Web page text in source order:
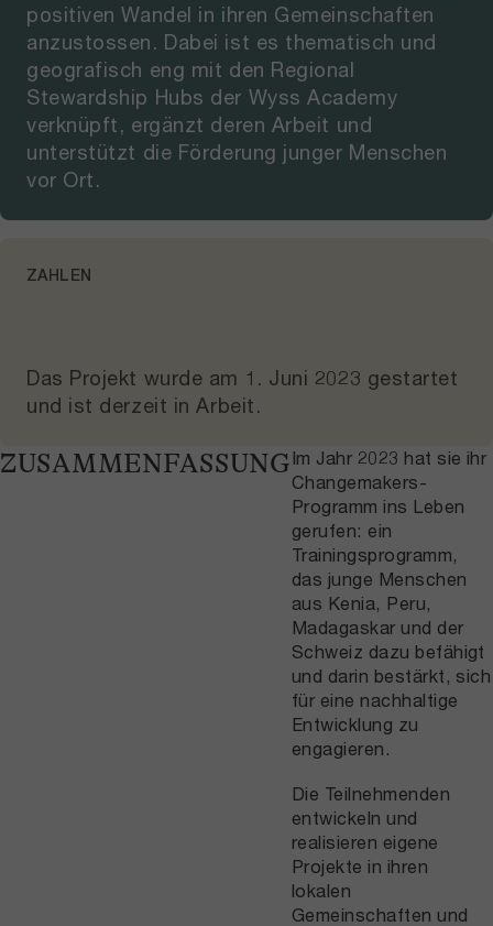
positiven Wandel in ihren Gemeinschaften
anzustossen. Dabei ist es thematisch und
geografisch eng mit den Regional
Stewardship Hubs der Wyss Academy
verknüpft, ergänzt deren Arbeit und
unterstützt die Förderung junger Menschen
vor Ort.
ZAHLEN
Das Projekt wurde am 1. Juni 2023 gestartet
und ist derzeit in Arbeit.
ZUSAMMENFASSUNG Im Jahr 2023 hat sie ihr
Changemakers-
Programm ins Leben
gerufen: ein
Trainingsprogramm,
das junge Menschen
aus Kenia, Peru,
Madagaskar und der
Schweiz dazu befähigt
und darin bestärkt, sich
für eine nachhaltige
Entwicklung zu
engagieren.
Die Teilnehmenden
entwickeln und
realisieren eigene
Projekte in ihren
lokalen
Gemeinschaften und